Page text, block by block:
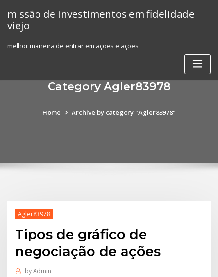
content
missão de investimentos em fidelidade
viejo
melhor maneira de entrar em ações e ações
Category Agler83978
Home Archive by category "Agler83978"
Agler83978
Tipos de gráfico de
negociação de ações
byAdmin